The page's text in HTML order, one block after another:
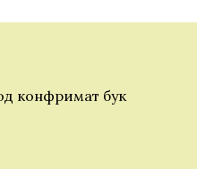
конфримат бук